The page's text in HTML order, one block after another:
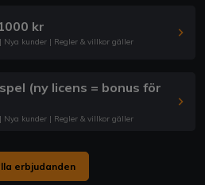
kr
kunder | Regler & villkor gäller
(ny licens = bonus för
kunder | Regler & villkor gäller
erbjudanden